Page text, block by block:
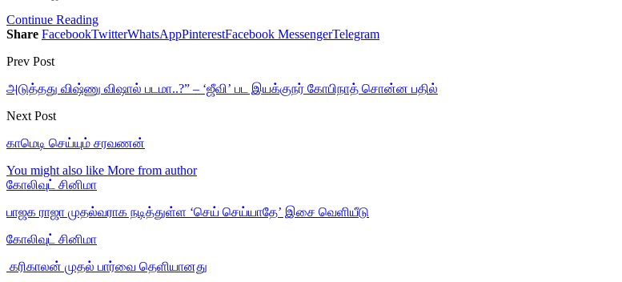
Continue Reading
Share FacebookTwitterWhatsAppPinterestFacebook MessengerTelegram
Prev Post
அடுத்தது விஷ்ணு விஷால் படமா..?” – ‘ஜீவி’ பட இயக்குநர் கோபிநாத் சொன்ன பதில்
Next Post
காமெடி செய்யும் சரவணன்
You might also like More from author
கோலிவுட் சினிமா
பாஜக ராஜா முதல்வராக நடித்துள்ள ‘செய் செய்யாதே’ இசை வெளியீடு
கோலிவுட் சினிமா
‎ கரிகாலன் முதல் பார்வை தெளியானது